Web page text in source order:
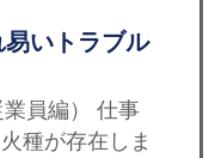
いトラブル
員編） 仕事
種が存在しま